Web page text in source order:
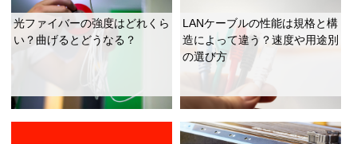
光ファイバーの強度はどれくら
い？曲げるとどうなる？
LANケーブルの性能は規格と構
造によって違う？速度や用途別
の選び方